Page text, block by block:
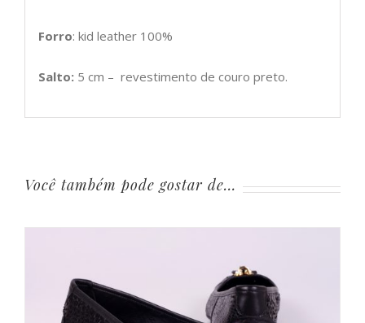
Forro: kid leather 100%
Salto: 5 cm – revestimento de couro preto.
Você também pode gostar de…